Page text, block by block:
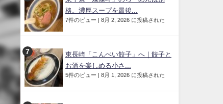
格。濃厚スープを最後...
7件のビュー | 8月 2, 2026 に投稿された
東長崎「こんぺい餃子」へ｜餃子と
お酒を楽しめる小さ...
5件のビュー | 8月 1, 2026 に投稿された